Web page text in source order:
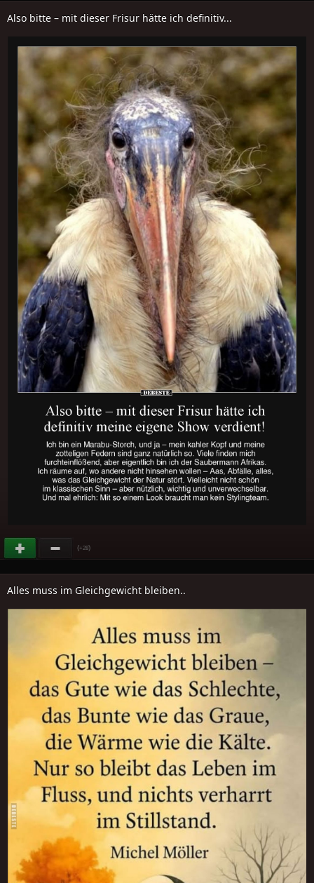
Also bitte – mit dieser Frisur hätte ich definitiv...
(+28)
Alles muss im Gleichgewicht bleiben..